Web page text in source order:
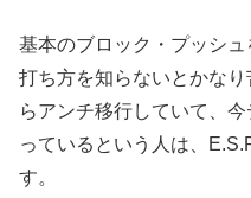
基本のブロック・プッシ
打ち方を知らないとかな
らアンチ移行していて、
っているという人は、
す。